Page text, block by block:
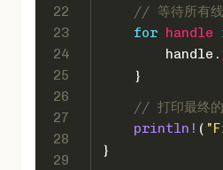
22
23
24
25
26
27
28
29
// 等待所有
for handle
        handle.
    }
// 打印最终的
println! (
}